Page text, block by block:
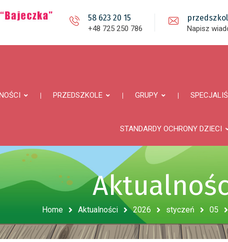
58 623 20 15
+48 725 250 786 Napisz
PRZEDSZKOLE GRUPY
STANDARDY OCHRONY DZIECI
Home Aktualności 2026 styczeń 05